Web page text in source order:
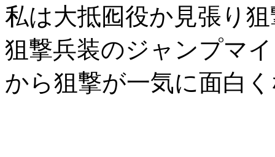
私は大抵囮役か見張り
狙撃兵装のジャンプマ
から狙撃が一気に面白